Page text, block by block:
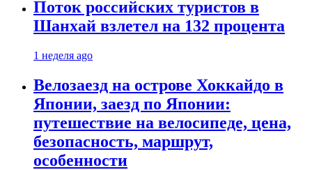
Поток российских туристов в
Шанхай взлетел на 132 процента
1 неделя ago
Велозаезд на острове Хоккайдо в
Японии, заезд по Японии:
путешествие на велосипеде, цена,
безопасность, маршрут,
особенности